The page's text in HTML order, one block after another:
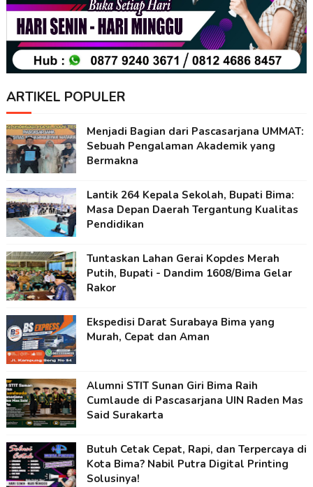
ARTIKEL POPULER
Menjadi Bagian dari Pascasarjana UMMAT:
Sebuah Pengalaman Akademik yang
Bermakna
Lantik 264 Kepala Sekolah, Bupati Bima:
Masa Depan Daerah Tergantung Kualitas
Pendidikan
Tuntaskan Lahan Gerai Kopdes Merah
Putih, Bupati - Dandim 1608/Bima Gelar
Rakor
Ekspedisi Darat Surabaya Bima yang
Murah, Cepat dan Aman
Alumni STIT Sunan Giri Bima Raih
Cumlaude di Pascasarjana UIN Raden Mas
Said Surakarta
Butuh Cetak Cepat, Rapi, dan Terpercaya di
Kota Bima? Nabil Putra Digital Printing
Solusinya!